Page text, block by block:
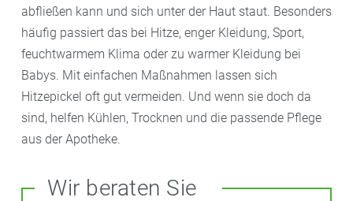
abfließen kann und sich unter der Haut staut. Besonders
häufig passiert das bei Hitze, enger Kleidung, Sport,
feuchtwarmem Klima oder zu warmer Kleidung bei
Babys. Mit einfachen Maßnahmen lassen sich
Hitzepickel oft gut vermeiden. Und wenn sie doch da
sind, helfen Kühlen, Trocknen und die passende Pflege
aus der Apotheke.
Wir beraten Sie